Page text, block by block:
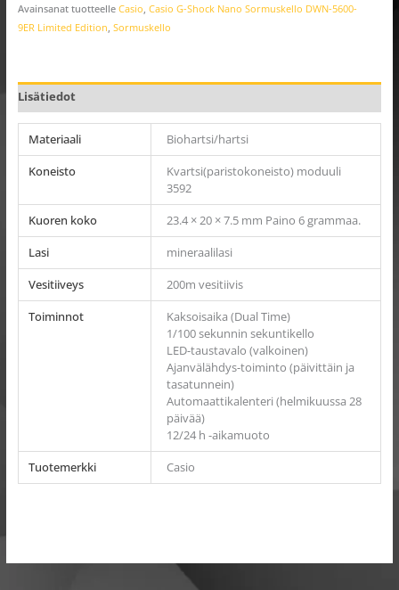
Avainsanat tuotteelle Casio Casio G-Shock Nano Sormuskello DWN-5600-
9ER Limited Edition Sormuskello
Lisätiedot
Materiaali
Biohartsi/hartsi
Koneisto
Kvartsi(paristokoneisto) moduuli
3592
Kuoren koko
23.4 × 20 × 7.5 mm Paino 6 grammaa.
Lasi
mineraalilasi
Vesitiiveys
200m vesitiivis
Toiminnot
Kaksoisaika (Dual Time)
1/100 sekunnin sekuntikello
LED-taustavalo (valkoinen)
Ajanvälähdys-toiminto (päivittäin ja
tasatunnein)
Automaattikalenteri (helmikuussa 28
päivää)
12/24 h -aikamuoto
Tuotemerkki
Casio